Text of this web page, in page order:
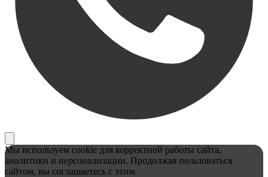
Мы используем cookie для корректной работы сайта,
аналитики и персонализации. Продолжая пользоваться
сайтом, вы соглашаетесь с этим.